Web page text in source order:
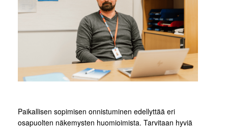
Paikallisen sopimisen onnistuminen edellyttää eri
osapuolten näkemysten huomioimista. Tarvitaan hyviä